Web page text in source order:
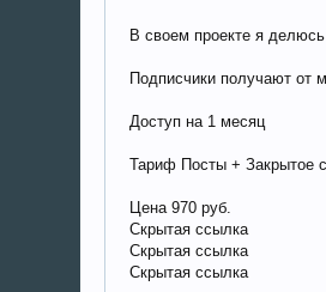
В своем проекте я
Подписчики получают от
Доступ на 1 месяц
Тариф Посты + Закрытое
Цена 970 руб.
Скрытая ссылка
Скрытая ссылка
Скрытая ссылка